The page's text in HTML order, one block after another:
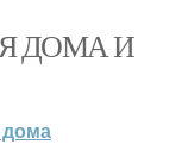
ДОМА И
дома